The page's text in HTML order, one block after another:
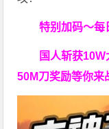
特别加码～每
国人斩获10W
50M刀奖励等你来